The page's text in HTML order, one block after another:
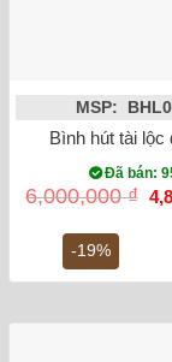
-19%
MSP:
Bình hút tài lộc
Đã bán:
6,000,000₫
gốc